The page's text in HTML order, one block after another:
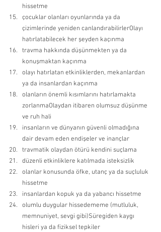
hissetme
çocuklar olanları oyunlarında ya da
çizimlerinde yeniden canlandırabilirlerOlayı
hatırlatabilecek her şeyden kaçınma
travma hakkında düşünmekten ya da
konuşmaktan kaçınma
olayı hatırlatan etkinliklerden, mekanlardan
ya da insanlardan kaçınma
olanların önemli kısımlarını hatırlamakta
zorlanmaOlaydan itibaren olumsuz düşünme
ve ruh hali
insanların ve dünyanın güvenli olmadığına
dair devam eden endişeler ve inançlar
travmatik olaydan ötürü kendini suçlama
düzenli etkinliklere katılmada isteksizlik
olanlar konusunda öfke, utanç ya da suçluluk
hissetme
insanlardan kopuk ya da yabancı hissetme
olumlu duygular hissedememe (mutluluk,
memnuniyet, sevgi gibi)Süregiden kaygı
hisleri ya da fiziksel tepkiler